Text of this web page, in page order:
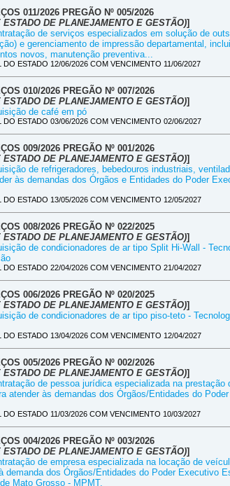
011/2026 PREGÃO Nº 005/2026
DE PLANEJAMENTO E GESTÃO)]
de serviços especializados em solução de
e gerenciamento de impressão departamental,
novos, manutenção preventiva...
ESTADO 12/06/2026 COM VENCIMENTO 11/06/2027
010/2026 PREGÃO Nº 007/2026
DE PLANEJAMENTO E GESTÃO)]
de café em pó
ESTADO 03/06/2026 COM VENCIMENTO 02/06/2027
009/2026 PREGÃO Nº 001/2026
DE PLANEJAMENTO E GESTÃO)]
de refrigeradores, bebedouros industriais,
às demandas dos Órgãos e Entidades do Poder
ESTADO 13/05/2026 COM VENCIMENTO 12/05/2027
008/2026 PREGÃO Nº 022/2025
DE PLANEJAMENTO E GESTÃO)]
de condicionadores de ar tipo Split Hi-Wall -
ESTADO 22/04/2026 COM VENCIMENTO 21/04/2027
006/2026 PREGÃO Nº 020/2025
DE PLANEJAMENTO E GESTÃO)]
de condicionadores de ar tipo piso-teto -
ESTADO 13/04/2026 COM VENCIMENTO 12/04/2027
005/2026 PREGÃO Nº 002/2026
DE PLANEJAMENTO E GESTÃO)]
de pessoa jurídica especializada na prestação
atender às demandas dos Órgãos/Entidades do
ESTADO 11/03/2026 COM VENCIMENTO 10/03/2027
004/2026 PREGÃO Nº 003/2026
DE PLANEJAMENTO E GESTÃO)]
de empresa especializada na locação de
demanda dos Órgãos/Entidades do Poder Executivo
Mato Grosso - MPMT.